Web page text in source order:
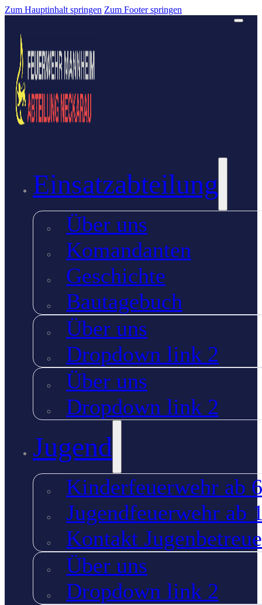
Zum Hauptinhalt springen Zum Footer springen
Einsatzabteilung
Über uns
Komandanten
Geschichte
Bautagebuch
Über uns
Dropdown link 2
Über uns
Dropdown link 2
Jugend
Kinderfeuerwehr ab
Jugendfeuerwehr ab
Kontakt
Über uns
Dropdown link 2